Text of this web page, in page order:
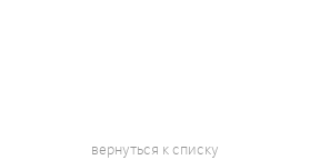
вернуться к списку